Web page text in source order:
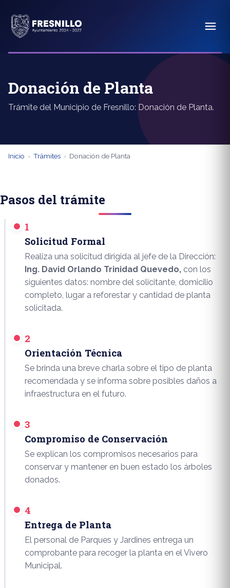
Donación de Planta
Trámite del Municipio de Fresnillo: Donación de Planta.
Inicio › Trámites › Donación de Planta
Pasos del trámite
1
Solicitud Formal
Realiza una solicitud dirigida al jefe de la Dirección:
Ing. David Orlando Trinidad Quevedo, con los
siguientes datos: nombre del solicitante, domicilio
completo, lugar a reforestar y cantidad de planta
solicitada.
2
Orientación Técnica
Se brinda una breve charla sobre el tipo de planta
recomendada y se informa sobre posibles daños a
infraestructura en el futuro.
3
Compromiso de Conservación
Se explican los compromisos necesarios para
conservar y mantener en buen estado los árboles
donados.
4
Entrega de Planta
El personal de Parques y Jardines entrega un
comprobante para recoger la planta en el Vivero
Municipal.